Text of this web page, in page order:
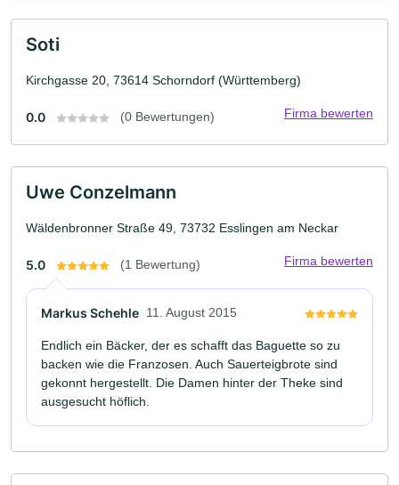
Soti
Kirchgasse 20, 73614 Schorndorf (Württemberg)
0.0 (0 Bewertungen) Firma bewerten
Uwe Conzelmann
Wäldenbronner Straße 49, 73732 Esslingen am Neckar
5.0 (1 Bewertung) Firma bewerten
Markus Schehle 11. August 2015
Endlich ein Bäcker, der es schafft das Baguette so zu
backen wie die Franzosen. Auch Sauerteigbrote sind
gekonnt hergestellt. Die Damen hinter der Theke sind
ausgesucht höflich.